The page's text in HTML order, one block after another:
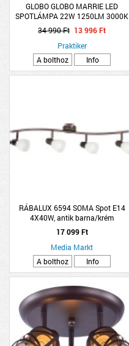
GLOBO GLOBO MARRIE LED
SPOTLÁMPA 22W 1250LM 3000K
+2XGU10 5W IP20 44X22CM MATT
FEKETE, SÁRGARÉZ SZÍN
34 990 Ft 13 996 Ft
Praktiker
A bolthoz
Info
RÁBALUX 6594 SOMA Spot E14
4X40W, antik barna/krém
17 099 Ft
Media Markt
A bolthoz
Info